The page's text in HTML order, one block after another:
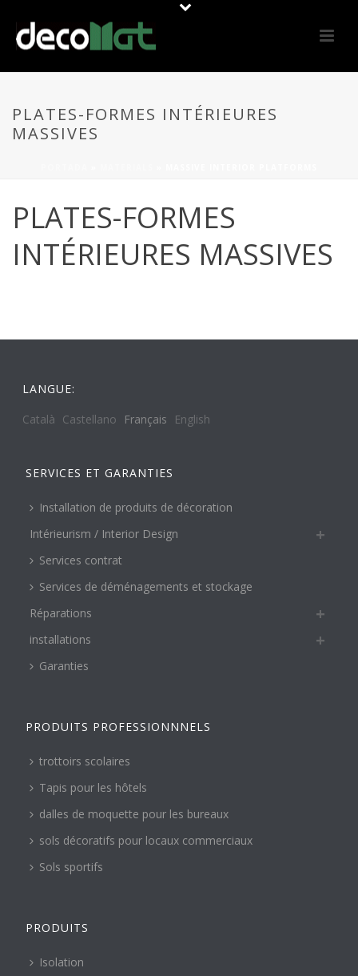
PLATES-FORMES INTÉRIEURES
MASSIVES
PLATES-FORMES
INTÉRIEURES MASSIVES
LANGUE:
Català Castellano Français English
SERVICES ET GARANTIES
Installation de produits de décoration
Intérieurism / Interior Design
Services contrat
Services de déménagements et stockage
Réparations
installations
Garanties
PRODUITS PROFESSIONNNELS
trottoirs scolaires
Tapis pour les hôtels
dalles de moquette pour les bureaux
sols décoratifs pour locaux commerciaux
Sols sportifs
PRODUITS
Isolation